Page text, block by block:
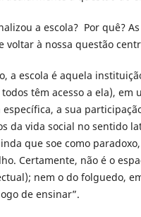
a escola? Por quê?
voltar à nossa questão
a escola é aquela
têm acesso a ela), em
a sua
da vida social no sentido
que soe como
Certamente, não é o
nem o do folguedo,
de ensinar”.